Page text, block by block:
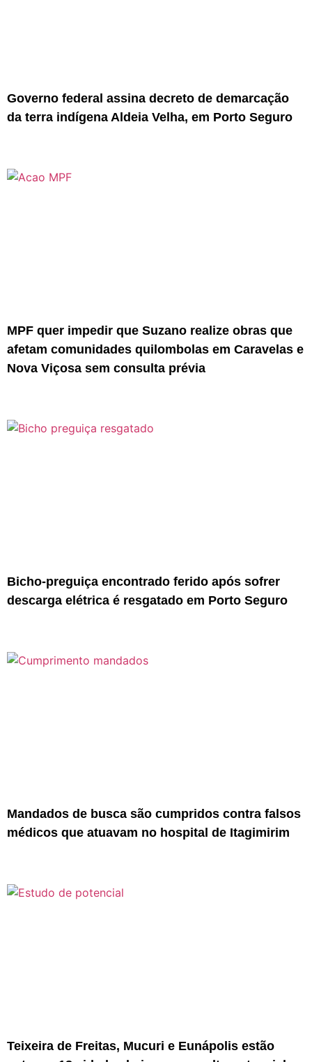
Governo federal assina decreto de demarcação
da terra indígena Aldeia Velha, em Porto Seguro
MPF quer impedir que Suzano realize obras que
afetam comunidades quilombolas em Caravelas e
Nova Viçosa sem consulta prévia
Bicho-preguiça encontrado ferido após sofrer
descarga elétrica é resgatado em Porto Seguro
Mandados de busca são cumpridos contra falsos
médicos que atuavam no hospital de Itagimirim
Teixeira de Freitas, Mucuri e Eunápolis estão